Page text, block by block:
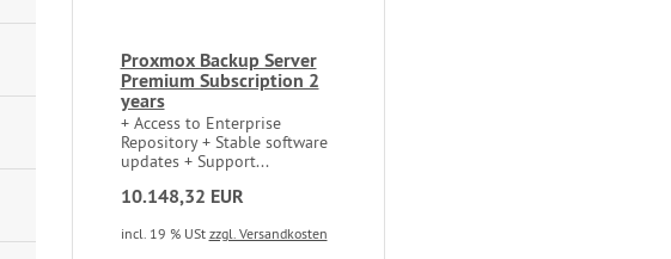
Proxmox Backup Server
Premium Subscription 2
years
+ Access to Enterprise
Repository + Stable software
updates + Support...
10.148,32 EUR
incl. 19 % USt zzgl. Versandkosten